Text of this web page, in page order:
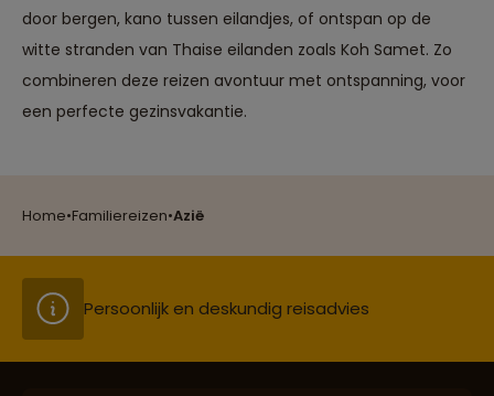
Home•Familiereizen•Azië
door bergen, kano tussen eilandjes, of ontspan op de
witte stranden van Thaise eilanden zoals Koh Samet. Zo
combineren deze reizen avontuur met ontspanning, voor
een perfecte gezinsvakantie.
Reizen met oog voor mens, cultuur en milieu
Persoonlijk en deskundig reisadvies